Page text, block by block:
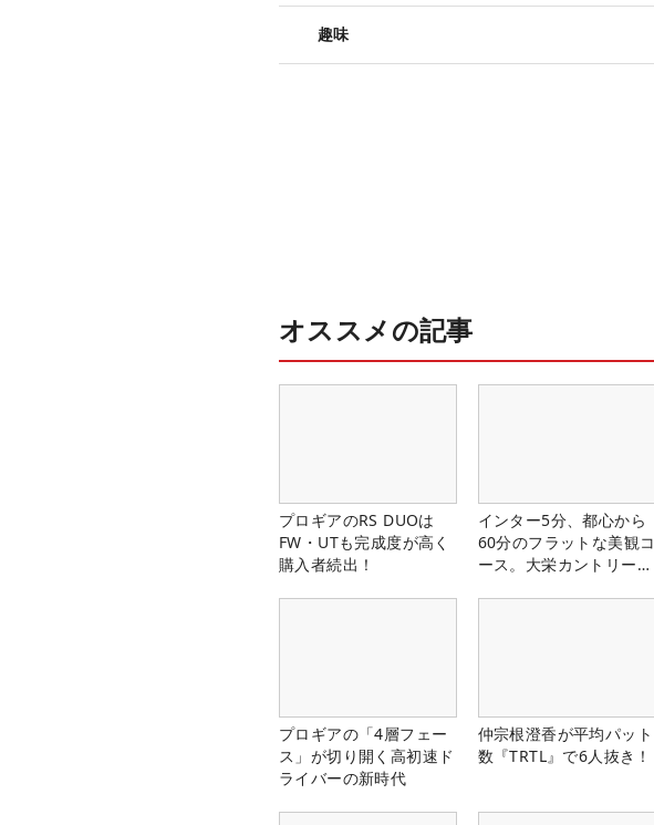
趣味
オススメの記事
プロギアのRS DUOは
FW・UTも完成度が高く
購入者続出！
インター5分、都心から
60分のフラットな美観コ
ース。大栄カントリー俱
プロギアの「4層フェー
ス」が切り開く高初速ド
ライバーの新時代
仲宗根澄香が平均パット
数『TRTL』で6人抜き！